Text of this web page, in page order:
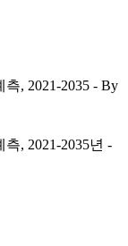
, 2021-2035 - By
, 2021-2035년 -